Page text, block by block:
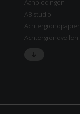
Aanbiedingen
AB studio
Achtergrondpapier
Achtergrondvellen